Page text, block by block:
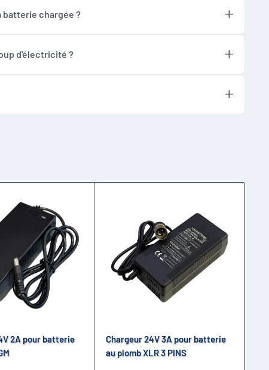
batterie chargée ?
d'électricité ?
2A pour batterie
Chargeur 24V 3A pour batterie
au plomb XLR 3 PINS